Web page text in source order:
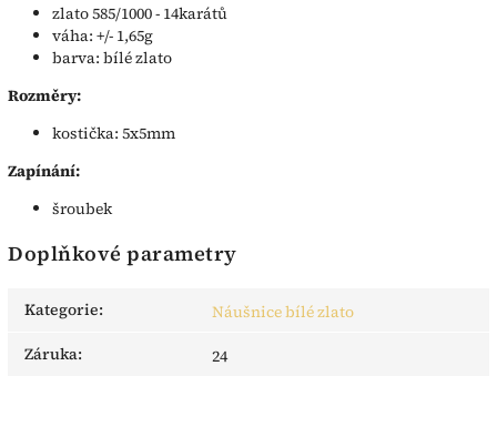
zlato 585/1000 - 14karátů
váha: +/- 1,65g
barva: bílé zlato
Rozměry:
kostička: 5x5mm
Zapínání:
šroubek
Doplňkové parametry
Kategorie:
Náušnice bílé zlato
Záruka: 24